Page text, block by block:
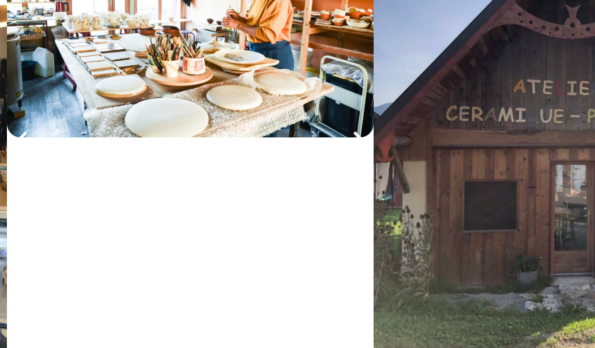
L'atelier
Rural
Dans son atelier niché au cœur du massif des
pièces uniques ainsi que poétiques : vaisselle,
traditionnels. Inspirée par la nature, elle
énergie. L’atelier propose aussi des stages
tous. Pour découvrir ou approfondir l’art de la
montagnard apaisant.